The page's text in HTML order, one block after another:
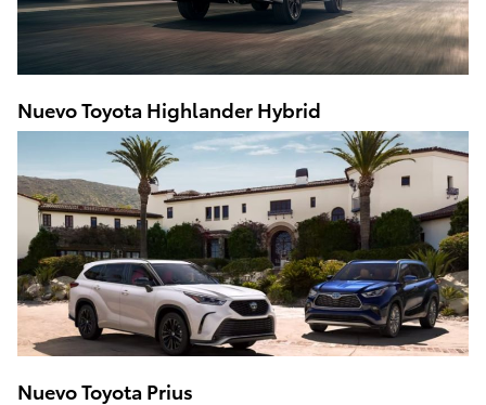
Nuevo Toyota Highlander Hybrid
Nuevo Toyota Prius